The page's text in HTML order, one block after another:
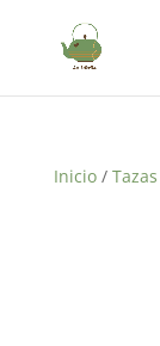
Inicio/ Tazas